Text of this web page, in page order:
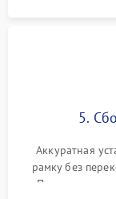
5.
Аккуратная
рамку без
Подключение